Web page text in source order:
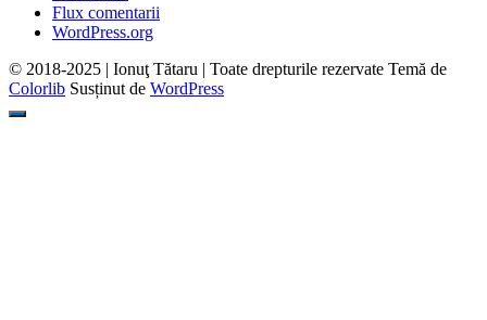
Flux comentarii
WordPress.org
© 2018-2025 | Ionuţ Tătaru | Toate drepturile rezervate Temă de
Colorlib Susținut de WordPress